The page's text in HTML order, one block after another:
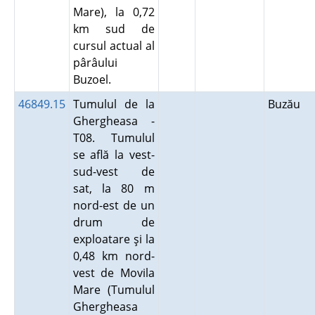
Mare), la 0,72
km sud de
cursul actual al
pârâului
Buzoel.
46849.15 Tumulul de la
Ghergheasa -
T08. Tumulul
se află la vest-
sud-vest de
sat, la 80 m
nord-est de un
drum de
exploatare şi la
0,48 km nord-
vest de Movila
Mare (Tumulul
Ghergheasa
Buzău